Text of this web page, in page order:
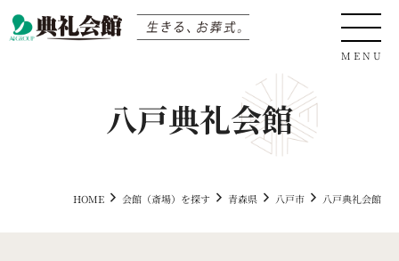
八戸典礼会館
HOME 会館（斎場）を探す 青森県 八戸市 八戸典礼会館
0120-04-05-06